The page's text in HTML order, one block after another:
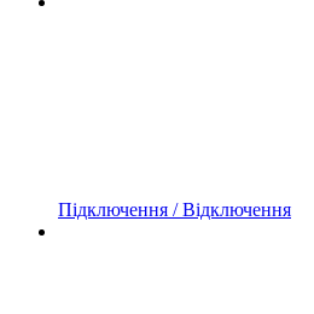
Підключення / Відключення